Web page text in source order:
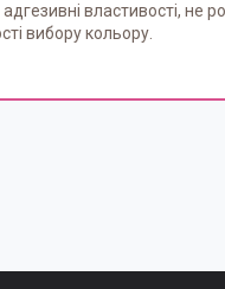
властивості, не
вибору кольору.